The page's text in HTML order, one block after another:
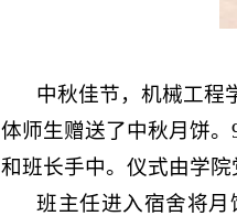
中秋佳节，机械工程
体师生赠送了中秋月饼。
和班长手中。仪式由学院
班主任进入宿舍将